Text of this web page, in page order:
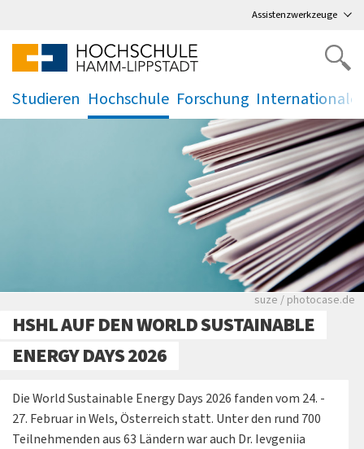
Assistenzwerkzeuge
Studieren
.
Hochschule
.
Forschung
. .
Viele Zeitungen.
suze / photocase.de
HSHL AUF DEN WORLD SUSTAINABLE
ENERGY DAYS 2026
Die World Sustainable Energy Days 2026 fanden vom 24. -
27. Februar in Wels, Österreich statt. Unter den rund 700
Teilnehmenden aus 63 Ländern war auch Dr. Ievgeniia